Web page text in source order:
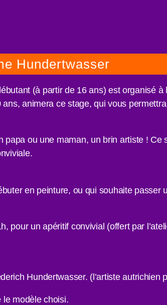
Hundertwasser
(à partir de 16 ans) est organisé à
animera ce stage, qui vous
papa ou une maman, un brin artiste ! Ce
en peinture, ou qui souhaite
pour un apéritif convivial (offert par
Hundertwasser. (l’artiste autrichien
le modèle choisi.